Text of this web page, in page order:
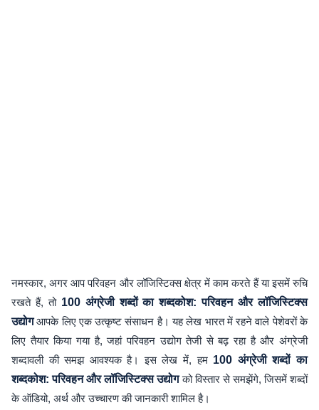
नमस्कार, अगर आप परिवहन और लॉजिस्टिक्स क्षेत्र में काम करते हैं या इसमें रुचि
रखते हैं, तो 100 अंग्रेजी शब्दों का शब्दकोश: परिवहन और लॉजिस्टिक्स
उद्योगआपके लिए एक उत्कृष्ट संसाधन है। यह लेख भारत में रहने वाले पेशेवरों के
लिए तैयार किया गया है, जहां परिवहन उद्योग तेजी से बढ़ रहा है और अंग्रेजी
शब्दावली की समझ आवश्यक है। इस लेख में, हम 100 अंग्रेजी शब्दों का
शब्दकोश: परिवहन और लॉजिस्टिक्स उद्योगको विस्तार से समझेंगे, जिसमें शब्दों
के ऑडियो, अर्थ और उच्चारण की जानकारी शामिल है।